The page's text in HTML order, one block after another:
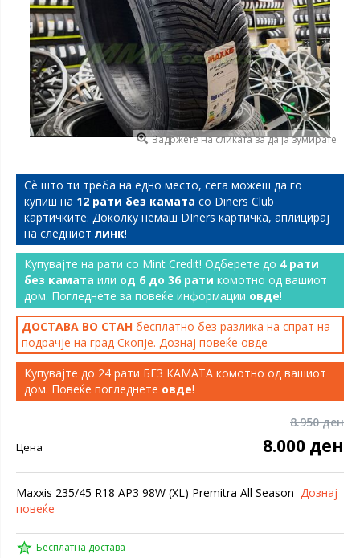
Задржете на сликата за да ја зумирате
Сѐ што ти треба на едно место, сега можеш да го
купиш на 12 рати без камата со Diners Club
картичките. Доколку немаш DIners картичка, аплицирај
на следниот линк!
Купувајте на рати со Mint Credit! Одберете до 4 рати
без камата или од 6 до 36 рати комотно од вашиот
дом. Погледнете за повеќе информации овде!
ДОСТАВА ВО СТАН бесплатно без разлика на спрат на
подрачје на град Скопје. Дознај повеќе овде
Купувајте до 24 рати БЕЗ КАМАТА комотно од вашиот
дом. Повеќе погледнете овде!
8.950 ден
Цена 8.000 ден
Maxxis 235/45 R18 AP3 98W (XL) Premitra All Season Дознај
повеќе
Бесплатна достава